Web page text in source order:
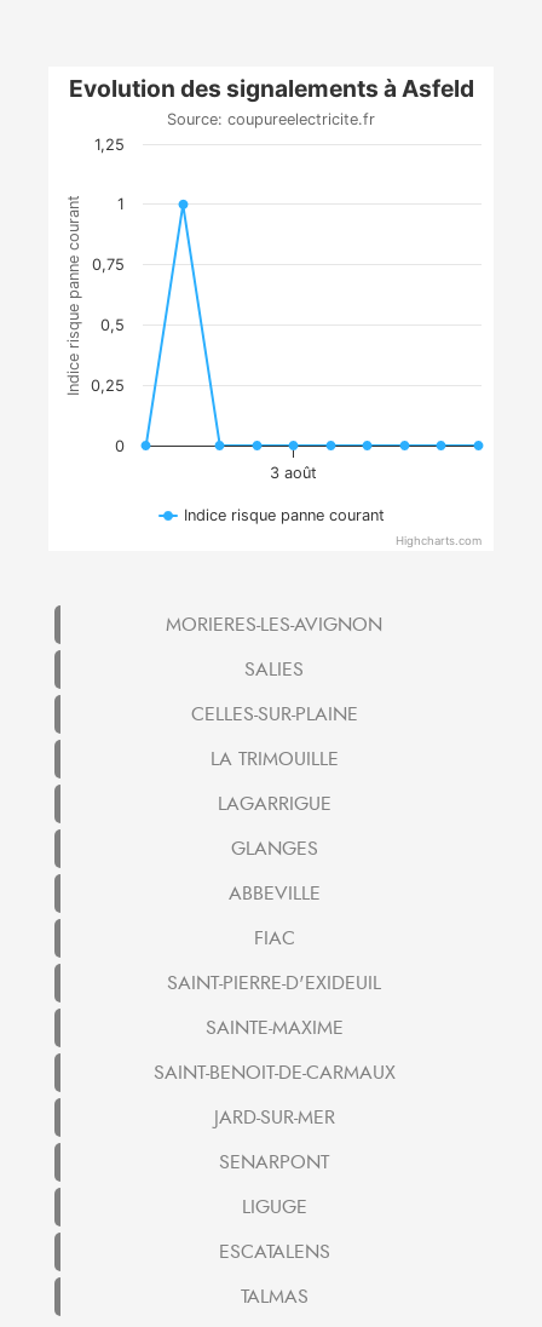
Indice risque panne courant
Evolution des signalements à Asfeld
Source: coupureelectricite.fr
3 août
0
0,25
0,5
0,75
1
1,25
Indice risque panne courant
Highcharts.com
MORIERES-LES-AVIGNON
SALIES
CELLES-SUR-PLAINE
LA TRIMOUILLE
LAGARRIGUE
GLANGES
ABBEVILLE
FIAC
SAINT-PIERRE-D'EXIDEUIL
SAINTE-MAXIME
SAINT-BENOIT-DE-CARMAUX
JARD-SUR-MER
SENARPONT
LIGUGE
ESCATALENS
TALMAS